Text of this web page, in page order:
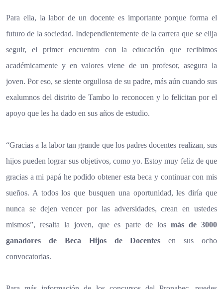
Para ella, la labor de un docente es importante porque forma el
futuro de la sociedad. Independientemente de la carrera que se elija
seguir, el primer encuentro con la educación que recibimos
académicamente y en valores viene de un profesor, asegura la
joven. Por eso, se siente orgullosa de su padre, más aún cuando sus
exalumnos del distrito de Tambo lo reconocen y lo felicitan por el
apoyo que les ha dado en sus años de estudio.
“Gracias a la labor tan grande que los padres docentes realizan, sus
hijos pueden lograr sus objetivos, como yo. Estoy muy feliz de que
gracias a mi papá he podido obtener esta beca y continuar con mis
sueños. A todos los que busquen una oportunidad, les diría que
nunca se dejen vencer por las adversidades, crean en ustedes
mismos”, resalta la joven, que es parte de los más de 3000
ganadores de Beca Hijos de Docentes en sus ocho
convocatorias.